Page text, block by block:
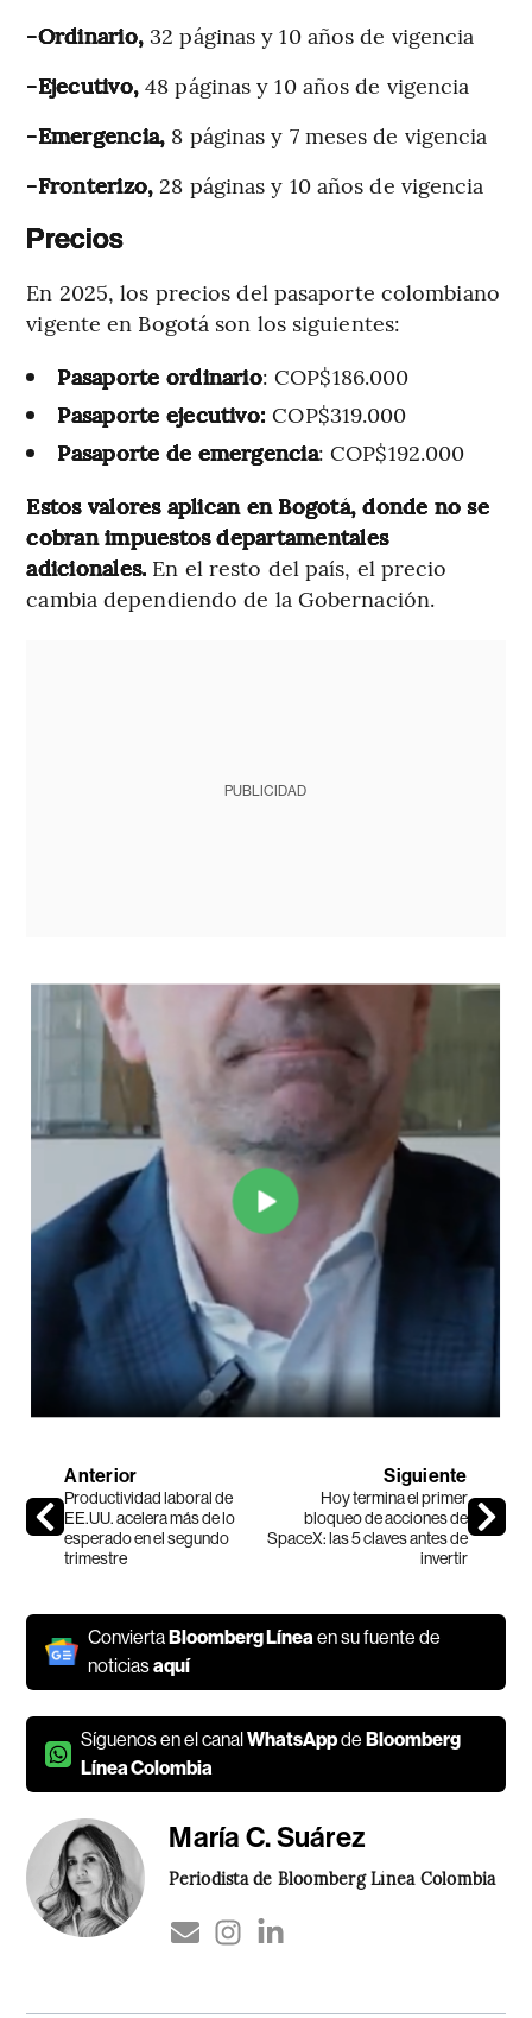
-Ordinario, 32 páginas y 10 años de vigencia
-Ejecutivo, 48 páginas y 10 años de vigencia
-Emergencia, 8 páginas y 7 meses de vigencia
-Fronterizo, 28 páginas y 10 años de vigencia
Precios
En 2025, los precios del pasaporte colombiano
vigente en Bogotá son los siguientes:
Pasaporte ordinario: COP$186.000
Pasaporte ejecutivo: COP$319.000
Pasaporte de emergencia: COP$192.000
Estos valores aplican en Bogotá, donde no se
cobran impuestos departamentales
adicionales. En el resto del país, el precio
cambia dependiendo de la Gobernación.
PUBLICIDAD
Anterior
Productividad laboral de
EE.UU. acelera más de lo
esperado en el segundo
trimestre
Siguiente
Hoy termina el primer
bloqueo de acciones de
SpaceX: las 5 claves antes de
invertir
ConviertaBloomberg Línea en su fuente de
noticiasaquí
Síguenos en el canalWhatsAppdeBloomberg
Línea Colombia
María C. Suárez
Periodista de Bloomberg Línea Colombia